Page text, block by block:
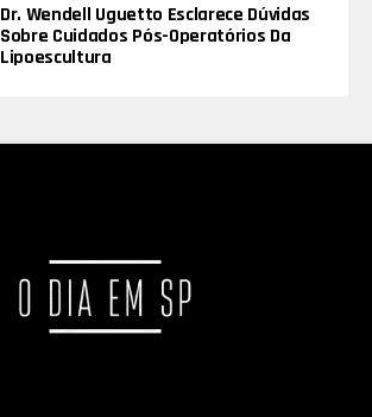
Dr. Wendell Uguetto Esclarece Dúvidas
Sobre Cuidados Pós-Operatórios Da
Lipoescultura